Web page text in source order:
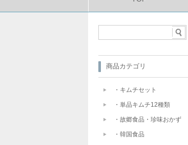
商品カテゴリ
・キムチセット
・単品キムチ12種類
・故郷食品・珍味おかず
・韓国食品